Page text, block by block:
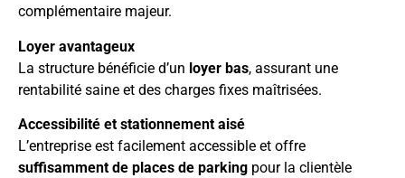
complémentaire majeur.
Loyer avantageux
La structure bénéficie d’un loyer bas, assurant une
rentabilité saine et des charges fixes maîtrisées.
Accessibilité et stationnement aisé
L’entreprise est facilement accessible et offre
suffisamment de places de parking pour la clientèle